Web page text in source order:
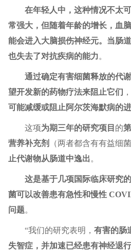
在年轻人中，这种情况不太
常强大，但随着年龄的增长，血
能会进入大脑损伤神经元。当肠
也失去了对抗疾病的能力。
通过确定有害细菌释放的代
望开发新的药物疗法来阻止它们
可能减缓或阻止阿尔茨海默病的
这项为期三年的研究项目 的
营养补充剂
（两者都含有有益细菌
止代谢物从肠道中逸出 。
这是基于几项国际临床研究
菌可以改善患有急性和慢性
问题。
“我们的研究表明， 有害的肠
失智症，并加速已经患有神经退